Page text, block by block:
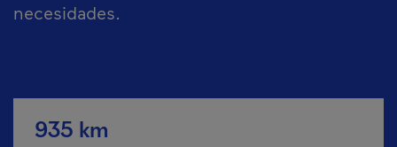
necesidades.
935 km